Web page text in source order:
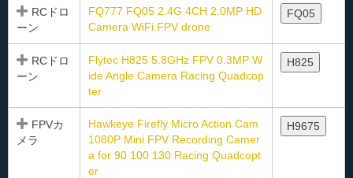
RCドロ
ーン
FQ777 FQ05 2.4G 4CH 2.0MP HD
Camera WiFi FPV drone
FQ05
RCドロ
ーン
Flytec H825 5.8GHz FPV 0.3MP W
ide Angle Camera Racing Quadcop
ter
H825
FPVカ
メラ
Hawkeye Firefly Micro Action Cam
1080P Mini FPV Recording Camer
a for 90 100 130 Racing Quadcopt
er
H9675